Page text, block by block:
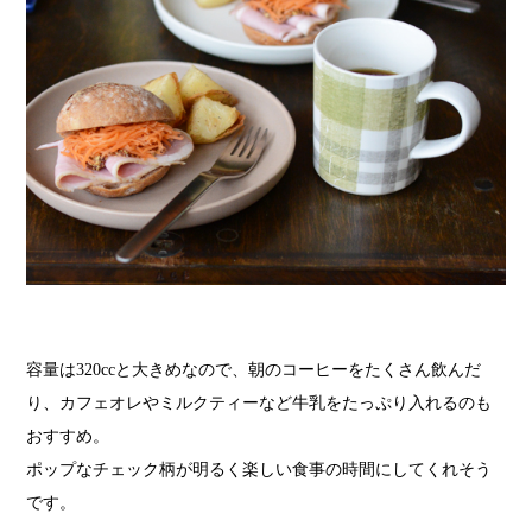
容量は320ccと大きめなので、朝のコーヒーをたくさん飲んだ
り、カフェオレやミルクティーなど牛乳をたっぷり入れるのも
おすすめ。
ポップなチェック柄が明るく楽しい食事の時間にしてくれそう
です。